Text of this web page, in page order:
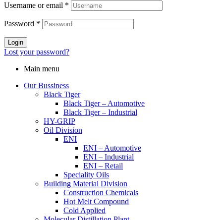
Username or email *
Password *
Login
Lost your password?
Main menu
Our Bussiness
Black Tiger
Black Tiger – Automotive
Black Tiger – Industrial
HY-GRIP
Oil Division
ENI
ENI – Automotive
ENI – Industrial
ENI – Retail
Speciality Oils
Building Material Division
Construction Chemicals
Hot Melt Compound
Cold Applied